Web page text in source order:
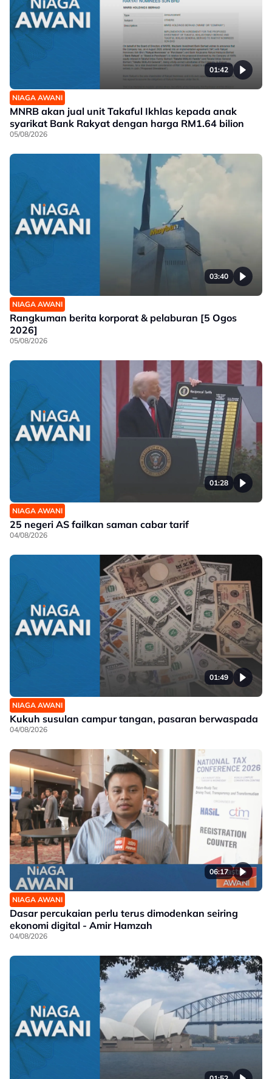
01:42
NIAGA AWANI
MNRB akan jual unit Takaful Ikhlas kepada anak
syarikat Bank Rakyat dengan harga RM1.64 bilion
05/08/2026
03:40
NIAGA AWANI
Rangkuman berita korporat & pelaburan [5 Ogos
2026]
05/08/2026
01:28
NIAGA AWANI
25 negeri AS failkan saman cabar tarif
04/08/2026
01:49
NIAGA AWANI
Kukuh susulan campur tangan, pasaran berwaspada
04/08/2026
06:17
NIAGA AWANI
Dasar percukaian perlu terus dimodenkan seiring
ekonomi digital - Amir Hamzah
04/08/2026